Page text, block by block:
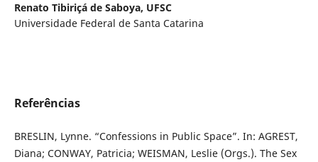
Renato Tibiriçá de Saboya, UFSC
Universidade Federal de Santa Catarina
Referências
BRESLIN, Lynne. “Confessions in Public Space”. In: AGREST,
Diana; CONWAY, Patricia; WEISMAN, Leslie (Orgs.). The Sex